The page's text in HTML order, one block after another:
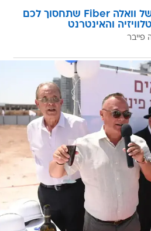
המהפכה של וואלה Fiber שתחסוך לכם
והאינטרנט
פייבר